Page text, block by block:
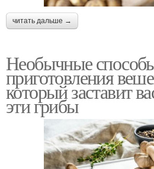
читать дальше →
Необычные
приготовления
который заставит
эти грибы